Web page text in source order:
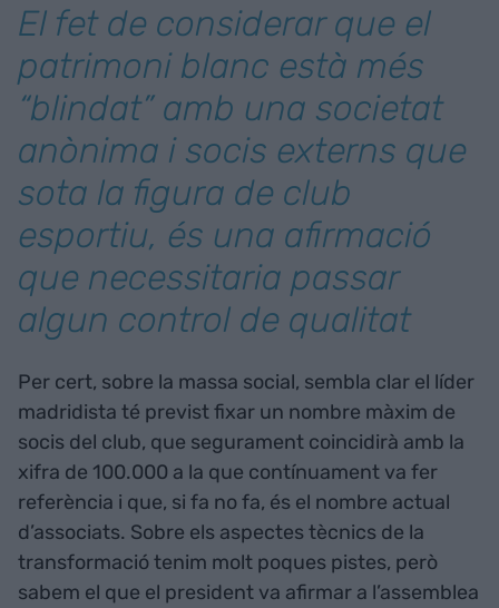
El fet de considerar que el
patrimoni blanc està més
“blindat” amb una societat
anònima i socis externs que
sota la figura de club
esportiu, és una afirmació
que necessitaria passar
algun control de qualitat
Per cert, sobre la massa social, sembla clar el líder
madridista té previst fixar un nombre màxim de
socis del club, que segurament coincidirà amb la
xifra de 100.000 a la que contínuament va fer
referència i que, si fa no fa, és el nombre actual
d’associats. Sobre els aspectes tècnics de la
transformació tenim molt poques pistes, però
sabem el que el president va afirmar a l’assemblea